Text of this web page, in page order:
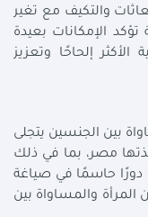
والتكيف مع تغير
الإمكانات بعيدة
إلحاحًا وتعزيز
بين الجنسين يتجلى
مصر، بما في ذلك
دورًا حاسمًا في صياغة
المرأة والمساواة بين